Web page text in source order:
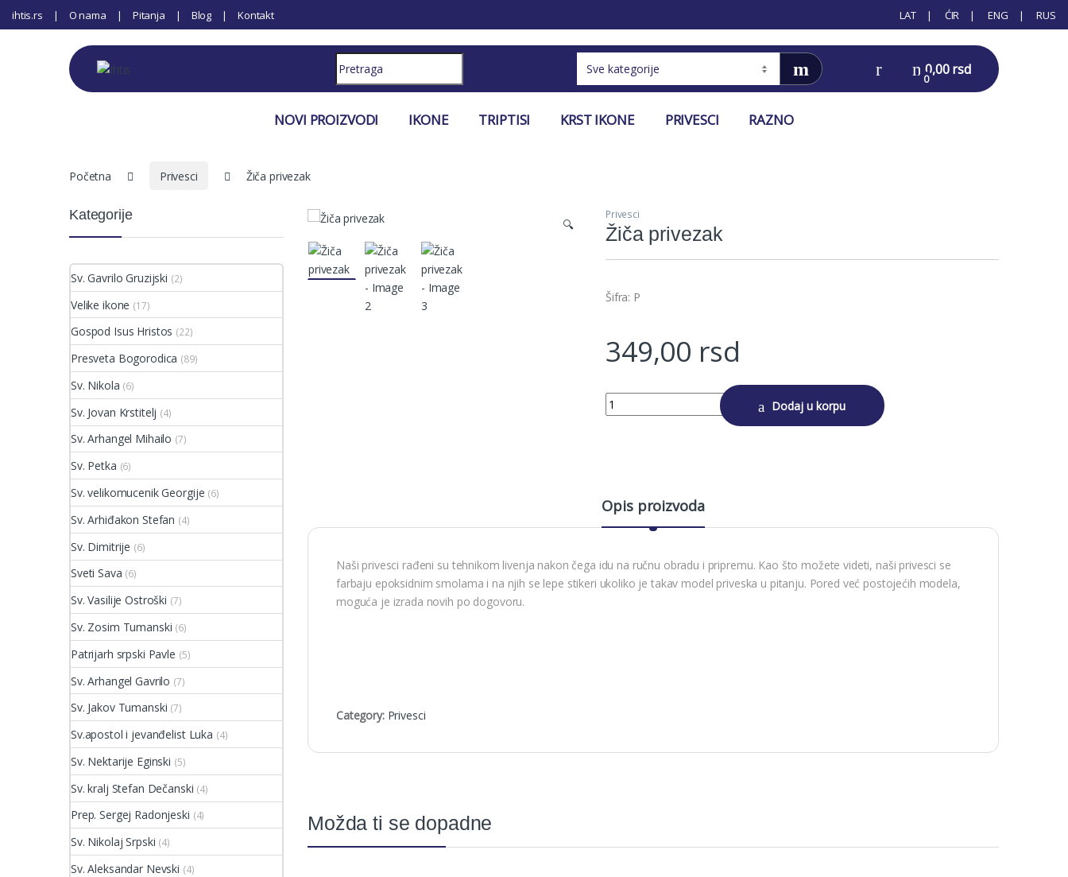
ihtis.rs O nama Pitanja Blog Kontakt LAT ĆIR ENG RUS
Search for:
0
0,00rsd
NOVI PROIZVODI IKONE TRIPTISI KRST IKONE PRIVESCI RAZNO
Početna Privesci Žiča privezak
🔍
Privesci
Žiča privezak
Šifra: P
349,00 rsd
Žiča privezak quantity Dodaj u korpu
Opis proizvoda
Naši privesci rađeni su tehnikom livenja nakon čega idu na ručnu obradu i pripremu. Kao što možete videti, naši privesci se
farbaju epoksidnim smolama i na njih se lepe stikeri ukoliko je takav model priveska u pitanju. Pored već postojećih modela,
moguća je izrada novih po dogovoru.
Category: Privesci
Možda ti se dopadne
Kategorije
Sv. Gavrilo Gruzijski (2)
Velike ikone (17)
Gospod Isus Hristos (22)
Presveta Bogorodica (89)
Sv. Nikola (6)
Sv. Jovan Krstitelj (4)
Sv. Arhangel Mihailo (7)
Sv. Petka (6)
Sv. velikomucenik Georgije (6)
Sv. Arhiđakon Stefan (4)
Sv. Dimitrije (6)
Sveti Sava (6)
Sv. Vasilije Ostroški (7)
Sv. Zosim Tumanski (6)
Patrijarh srpski Pavle (5)
Sv. Arhangel Gavrilo (7)
Sv. Jakov Tumanski (7)
Sv.apostol i jevanđelist Luka (4)
Sv. Nektarije Eginski (5)
Sv. kralj Stefan Dečanski (4)
Prep. Sergej Radonjeski (4)
Sv. Nikolaj Srpski (4)
Sv. Aleksandar Nevski (4)